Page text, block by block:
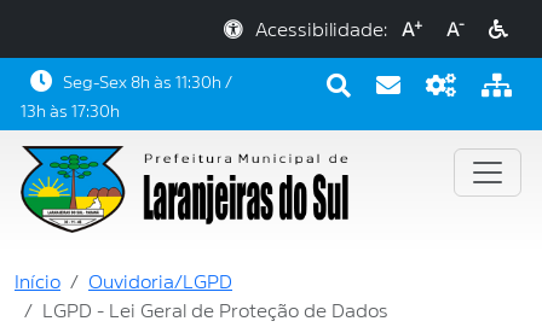
Acessibilidade: A+ A-
Seg-Sex 8h às 11:30h /
13h às 17:30h
Início
Ouvidoria/LGPD
LGPD - Lei Geral de Proteção de Dados